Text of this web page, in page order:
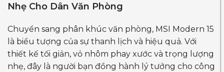
Nhẹ Cho Dân Văn Phòng
Chuyển sang phân khúc văn phòng, MSI Modern 15
là biểu tượng của sự thanh lịch và hiệu quả. Với
thiết kế tối giản, vỏ nhôm phay xước và trọng lượng
nhẹ, đây là người bạn đồng hành lý tưởng cho công